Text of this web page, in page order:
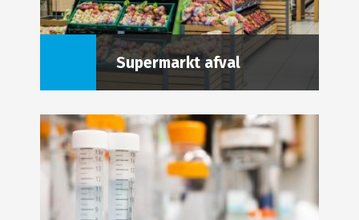
Supermarkt afval